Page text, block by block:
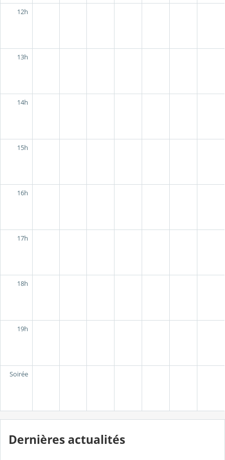
12h
13h
14h
15h
16h
17h
18h
19h
Soirée
Dernières actualités